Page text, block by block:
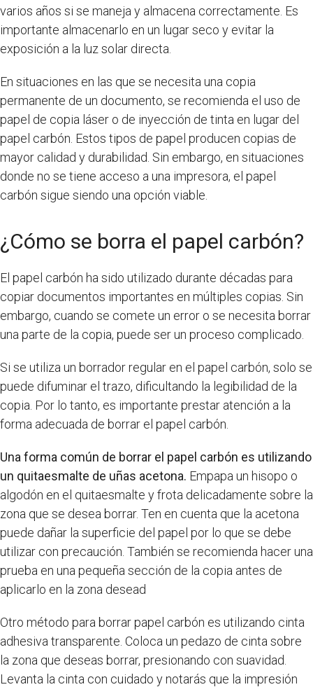
varios años si se maneja y almacena correctamente. Es
importante almacenarlo en un lugar seco y evitar la
exposición a la luz solar directa.
En situaciones en las que se necesita una copia
permanente de un documento, se recomienda el uso de
papel de copia láser o de inyección de tinta en lugar del
papel carbón. Estos tipos de papel producen copias de
mayor calidad y durabilidad. Sin embargo, en situaciones
donde no se tiene acceso a una impresora, el papel
carbón sigue siendo una opción viable.
¿Cómo se borra el papel carbón?
El papel carbón ha sido utilizado durante décadas para
copiar documentos importantes en múltiples copias. Sin
embargo, cuando se comete un error o se necesita borrar
una parte de la copia, puede ser un proceso complicado.
Si se utiliza un borrador regular en el papel carbón, solo se
puede difuminar el trazo, dificultando la legibilidad de la
copia. Por lo tanto, es importante prestar atención a la
forma adecuada de borrar el papel carbón.
Una forma común de borrar el papel carbón es utilizando
un quitaesmalte de uñas acetona. Empapa un hisopo o
algodón en el quitaesmalte y frota delicadamente sobre la
zona que se desea borrar. Ten en cuenta que la acetona
puede dañar la superficie del papel por lo que se debe
utilizar con precaución. También se recomienda hacer una
prueba en una pequeña sección de la copia antes de
aplicarlo en la zona desead
Otro método para borrar papel carbón es utilizando cinta
adhesiva transparente. Coloca un pedazo de cinta sobre
la zona que deseas borrar, presionando con suavidad.
Levanta la cinta con cuidado y notarás que la impresión